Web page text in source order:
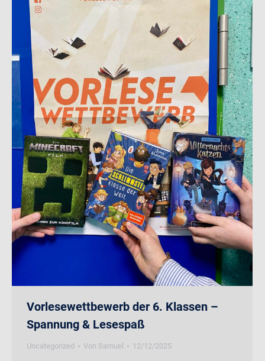
Vorlesewettbewerb der 6. Klassen –
Spannung & Lesespaß
Uncategorized Von Samuel 12/12/2025